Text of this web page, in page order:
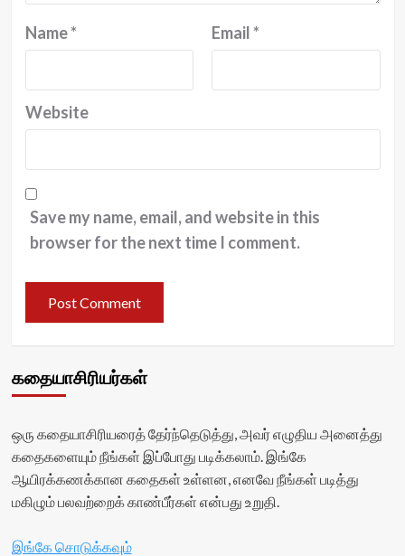
Name* Email*
Website
Save my name, email, and website in this
browser for the next time I comment.
கதையாசிரியர்கள்
ஒரு கதையாசிரியரைத் தேர்ந்தெடுத்து, அவர் எழுதிய அனைத்து
கதைகளையும் நீங்கள் இப்போது படிக்கலாம். இங்கே
ஆயிரக்கணக்கான கதைகள் உள்ளன, எனவே நீங்கள் படித்து
மகிழும் பலவற்றைக் காண்பீர்கள் என்பது உறுதி.
இங்கே சொடுக்கவும்